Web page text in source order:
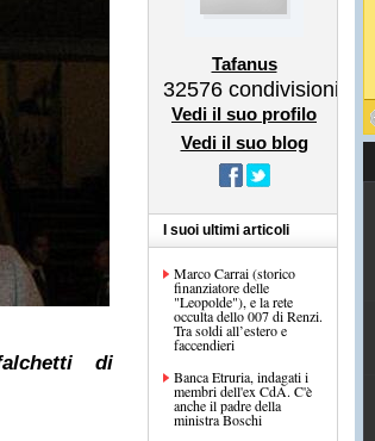
di
Tafanus
32576 condivisioni
Vedi il suo profilo
Vedi il suo blog
I suoi ultimi articoli
Marco Carrai (storico
finanziatore delle
"Leopolde"), e la rete
occulta dello 007 di Renzi.
Tra soldi all’estero e
faccendieri
Banca Etruria, indagati i
membri dell'ex CdA. C'è
anche il padre della
ministra Boschi